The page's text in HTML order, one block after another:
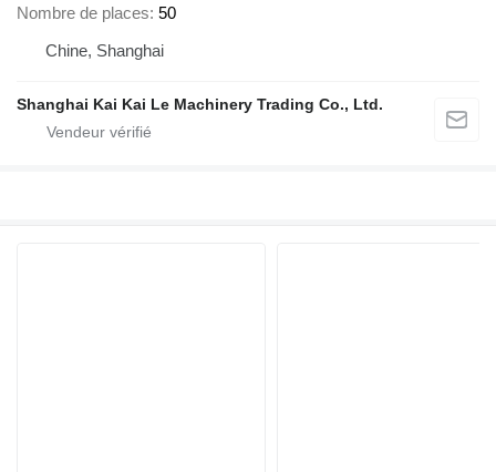
Nombre de places 50
Chine, Shanghai
Shanghai Kai Kai Le Machinery Trading Co., Ltd.